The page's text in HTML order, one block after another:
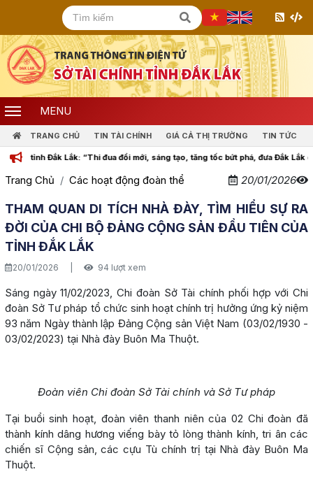
MENU
TRANG CHỦ TIN TÀI CHÍNH GIÁ CẢ THỊ TRƯỜNG TIN TỨC
tỉnh Đắk Lắk: “Thi đua đổi mới, sáng tạo, tăng tốc bứt phá, đưa Đắk Lắk cùng
Trang Chủ Các hoạt động đoàn thể 20/01/2026
THAM QUAN DI TÍCH NHÀ ĐÀY, TÌM HIỂU SỰ RA
ĐỜI CỦA CHI BỘ ĐẢNG CỘNG SẢN ĐẦU TIÊN CỦA
TỈNH ĐẮK LẮK
20/01/2026 94 lượt xem
Sáng ngày 11/02/2023, Chi đoàn Sở Tài chính phối hợp với Chi
đoàn Sở Tư pháp tổ chức sinh hoạt chính trị hưởng ứng kỷ niệm
93 năm Ngày thành lập Đảng Cộng sản Việt Nam (03/02/1930 -
03/02/2023) tại Nhà đày Buôn Ma Thuột.
Đoàn viên Chi đoàn Sở Tài chính và Sở Tư pháp
Tại buổi sinh hoạt, đoàn viên thanh niên của 02 Chi đoàn đã
thành kính dâng hương viếng bày tỏ lòng thành kính, tri ân các
chiến sĩ Cộng sản, các cựu Tù chính trị tại Nhà đày Buôn Ma
Thuột.